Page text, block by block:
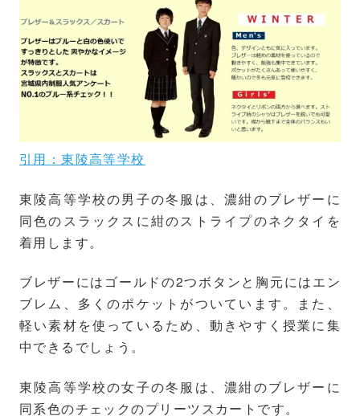
引用：東陵高等学校
東陵高等学校の男子の冬服は、濃紺のブレザーに
同色のスラックスに紺のストライプのネクタイを
着用します。
ブレザーにはゴールドの2つボタンと胸元にはエン
ブレム、多くのポケットがついています。また、
軽い素材を使っているため、動きやすく授業に集
中できるでしょう。
東陵高等学校の女子の冬服は、濃紺のブレザーに
同系色のチェックのプリーツスカートです。